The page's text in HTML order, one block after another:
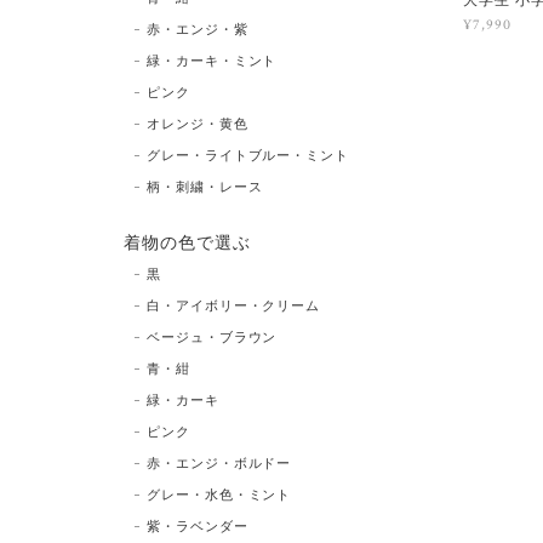
¥7,990
赤・エンジ・紫
緑・カーキ・ミント
ピンク
オレンジ・黄色
グレー・ライトブルー・ミント
柄・刺繍・レース
着物の色で選ぶ
黒
白・アイボリー・クリーム
ベージュ・ブラウン
青・紺
緑・カーキ
ピンク
赤・エンジ・ボルドー
グレー・水色・ミント
紫・ラベンダー